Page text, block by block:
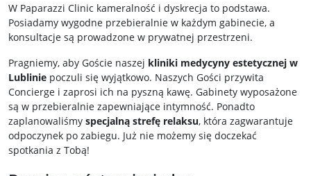
W Paparazzi Clinic kameralność i dyskrecja to podstawa.
Posiadamy wygodne przebieralnie w każdym gabinecie, a
konsultacje są prowadzone w prywatnej przestrzeni.
Pragniemy, aby Goście naszej kliniki medycyny estetycznej w
Lublinie poczuli się wyjątkowo. Naszych Gości przywita
Concierge i zaprosi ich na pyszną kawę. Gabinety wyposażone
są w przebieralnie zapewniające intymność. Ponadto
zaplanowaliśmy specjalną strefę relaksu, która zagwarantuje
odpoczynek po zabiegu. Już nie możemy się doczekać
spotkania z Tobą!